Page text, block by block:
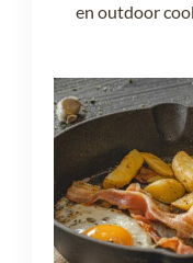
en outdoor